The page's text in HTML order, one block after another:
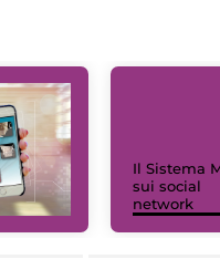
Il Sistema
sui social
network